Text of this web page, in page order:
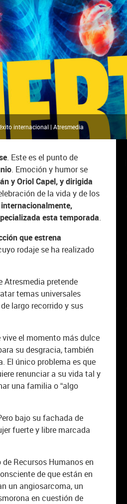
internacional | Atresmedia
. Este es el punto de
. Emoción y humor se
y Oriol Capel, y dirigida
de la vida y de los
esta temporada.
que estrena
rodaje se ha realizado
Atresmedia pretende
temas universales
largo recorrido y sus
vive el momento más dulce
su desgracia, también
El único problema es que
renunciar a su vida tal y
una familia o “algo
bajo su fachada de
fuerte y libre marcada
Recursos Humanos en
de que están en
un angiosarcoma, un
en cuestión de